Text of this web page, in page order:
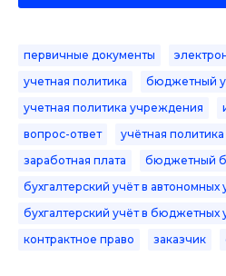
первичные документы
учетная политика
бюджетный
учетная политика учреждения
вопрос-ответ
учётная
заработная плата
бюджетный
бухгалтерский учёт в автономных
бухгалтерский учёт в бюджетных
контрактное право
заказчик